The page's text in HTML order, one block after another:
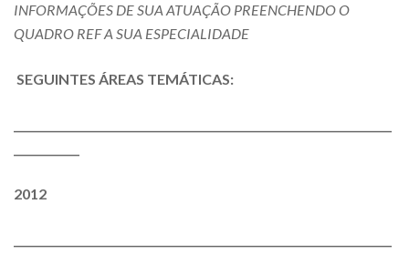
INFORMAÇÕES DE SUA ATUAÇÃO PREENCHENDO O
QUADRO REF A SUA ESPECIALIDADE
SEGUINTES ÁREAS TEMÁTICAS:
2012